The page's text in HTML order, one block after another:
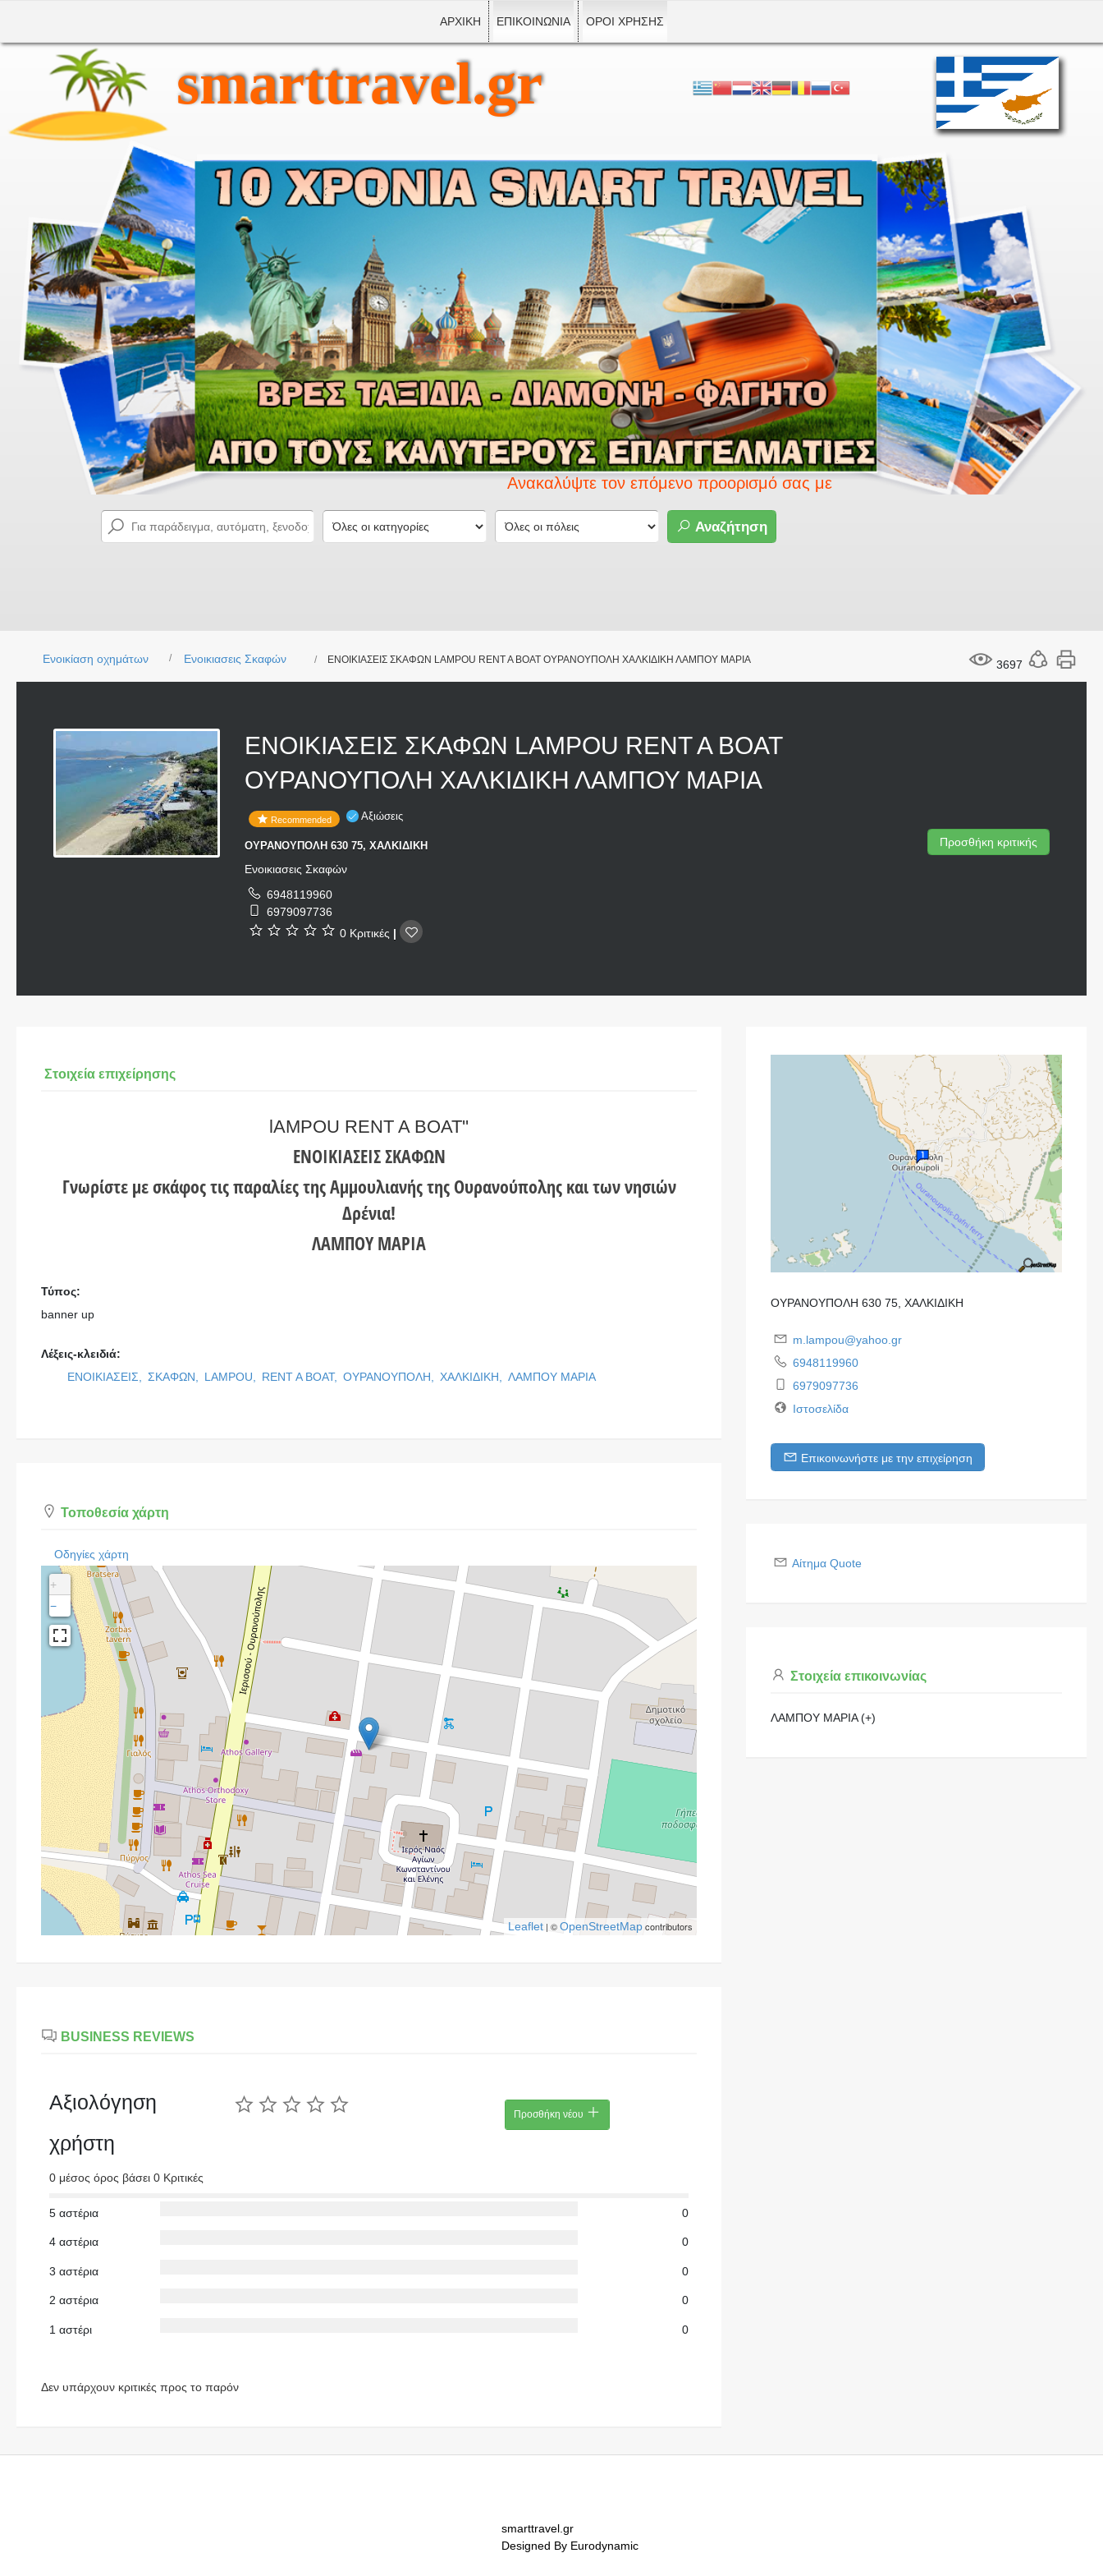
ΑΡΧΙΚΗ ΕΠΙΚΟΙΝΩΝΙΑ ΟΡΟΙ ΧΡΗΣΗΣ
smarttravel.gr
Ανακαλύψτε τον επόμενο προορισμό σας με το Smart travel.
Αναζήτηση
3697
Ενοικίαση οχημάτων Ενοικιασεις Σκαφών ΕΝΟΙΚΙΑΣΕΙΣ ΣΚΑΦΩΝ LAMPOU RENT A BOAT ΟΥΡΑΝΟΥΠΟΛΗ ΧΑΛΚΙΔΙΚΗ ΛΑΜΠΟΥ ΜΑΡΙΑ
ΕΝΟΙΚΙΑΣΕΙΣ ΣΚΑΦΩΝ LAMPOU RENT A BOAT
ΟΥΡΑΝΟΥΠΟΛΗ ΧΑΛΚΙΔΙΚΗ ΛΑΜΠΟΥ ΜΑΡΙΑ
Recommended Αξιώσεις
ΟΥΡΑΝΟΥΠΟΛΗ 630 75, ΧΑΛΚΙΔΙΚΗ
Ενοικιασεις Σκαφών
6948119960
6979097736
0 Κριτικές |
Προσθήκη κριτικής
Στοιχεία επιχείρησης
lAMPOU RENT A BOAT''
ΕΝΟΙΚΙΑΣΕΙΣ ΣΚΑΦΩΝ
Γνωρίστε με σκάφος τις παραλίες της Αμμουλιανής της Ουρανούπολης και των νησιών
Δρένια!
ΛΑΜΠΟΥ ΜΑΡΙΑ
Τύπος:
banner up
Λέξεις-κλειδιά:
ΕΝΟΙΚΙΑΣΕΙΣ,
ΣΚΑΦΩΝ, LAMPOU, RENT A BOAT, ΟΥΡΑΝΟΥΠΟΛΗ, ΧΑΛΚΙΔΙΚΗ, ΛΑΜΠΟΥ ΜΑΡΙΑ
Τοποθεσία χάρτη
Οδηγίες χάρτη
+
−
Leaflet | ©OpenStreetMapcontributors
BUSINESS REVIEWS
Αξιολόγηση
χρήστη
0 μέσος όρος βάσει 0 Κριτικές
Προσθήκη νέου
5 αστέρια 0
4 αστέρια 0
3 αστέρια 0
2 αστέρια 0
1 αστέρι 0
Δεν υπάρχουν κριτικές προς το παρόν
ΟΥΡΑΝΟΥΠΟΛΗ 630 75, ΧΑΛΚΙΔΙΚΗ
m.lampou@yahoo.gr
6948119960
6979097736
Ιστοσελίδα
Επικοινωνήστε με την επιχείρηση
Αίτημα Quote
Στοιχεία επικοινωνίας
ΛΑΜΠΟΥ ΜΑΡΙΑ (+)
smarttravel.gr
Designed By Eurodynamic